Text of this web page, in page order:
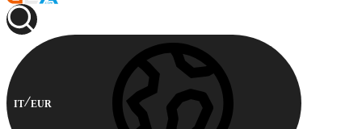
IT EUR